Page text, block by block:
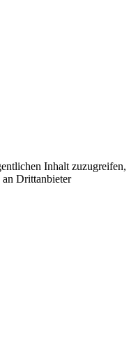
Inhalt zuzugreifen,
an Drittanbieter